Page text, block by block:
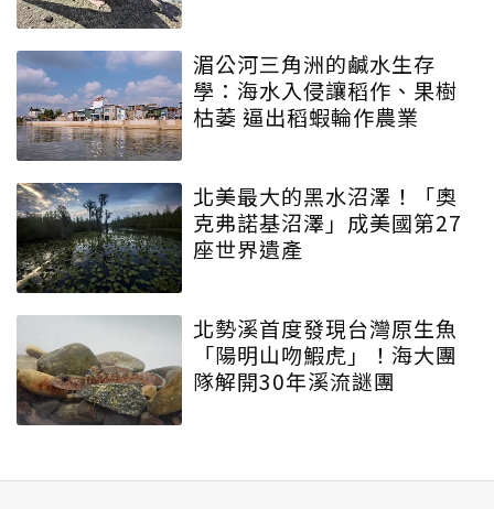
湄公河三角洲的鹹水生存
學：海水入侵讓稻作、果樹
枯萎 逼出稻蝦輪作農業
北美最大的黑水沼澤！「奧
克弗諾基沼澤」成美國第27
座世界遺產
北勢溪首度發現台灣原生魚
「陽明山吻鰕虎」！海大團
隊解開30年溪流謎團